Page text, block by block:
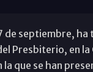
de septiembre, ha
Presbiterio, en la
la que se han